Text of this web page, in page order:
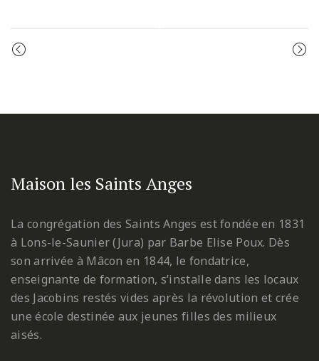
Event
Maison les Saints Anges
La congrégation des Saints Anges est fondée en 1831
à Lons-le-Saunier (Jura) par Barbe Elise Poux. Dès
son arrivée à Mâcon en 1844, le fondatrice,
enseignante de formation, s’installe dans les locaux
des Jacobins restés vides après la révolution et crée
une école destinée aux jeunes filles des milieux
aisés.